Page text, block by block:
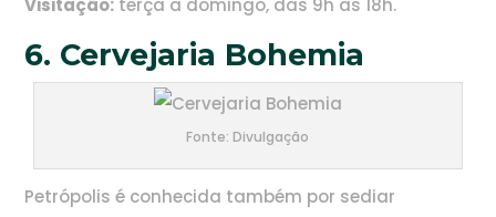
Visitação: terça a domingo, das 9h às 18h.
6. Cervejaria Bohemia
Fonte: Divulgação
Petrópolis é conhecida também por sediar